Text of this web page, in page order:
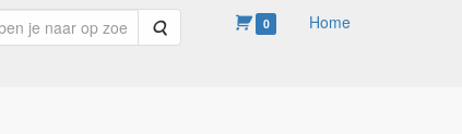
Zoeken 0 Home